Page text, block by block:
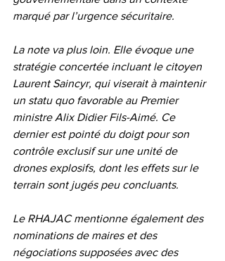
marqué par l’urgence sécuritaire.
La note va plus loin. Elle évoque une
stratégie concertée incluant le citoyen
Laurent Saincyr, qui viserait à maintenir
un statu quo favorable au Premier
ministre Alix Didier Fils-Aimé. Ce
dernier est pointé du doigt pour son
contrôle exclusif sur une unité de
drones explosifs, dont les effets sur le
terrain sont jugés peu concluants.
Le RHAJAC mentionne également des
nominations de maires et des
négociations supposées avec des